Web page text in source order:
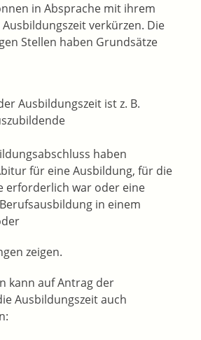
in Absprache mit ihrem
verkürzen. Die
Stellen haben Grundsätze
Ausbildungszeit ist z. B.
haben
für eine Ausbildung, für die
erforderlich war oder eine
in einem
zeigen.
kann auf Antrag der
Ausbildungszeit auch